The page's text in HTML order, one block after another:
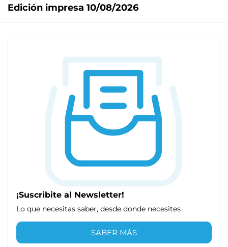
Edición impresa 10/08/2026
¡Suscribite al Newsletter!
Lo que necesitas saber, desde donde necesites
SABER MÁS